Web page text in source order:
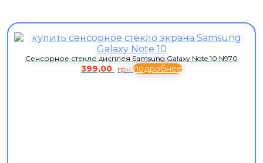
Сенсорное стекло дисплея Samsung Galaxy Note 10 N970
399,00 грн подробнее